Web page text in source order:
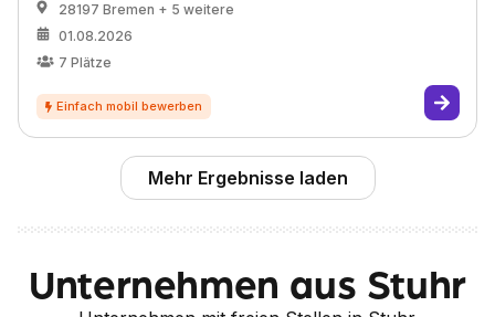
28197 Bremen + 5 weitere
01.08.2026
7 Plätze
Mehr Ergebnisse laden
Unternehmen aus Stuhr